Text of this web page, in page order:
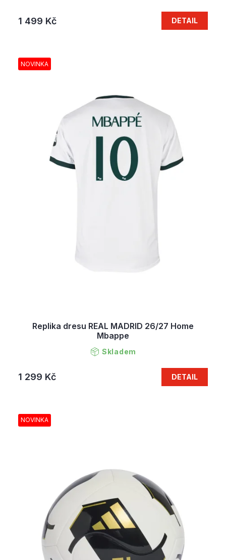
1 499 Kč DETAIL
NOVINKA
Replika dresu REAL MADRID 26/27 Home
Mbappe
Skladem
1 299 Kč DETAIL
NOVINKA